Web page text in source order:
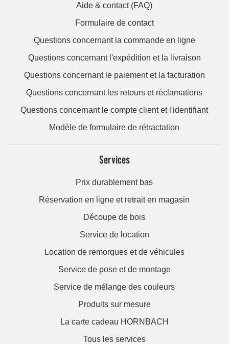
Aide & contact (FAQ)
Formulaire de contact
Questions concernant la commande en ligne
Questions concernant l'expédition et la livraison
Questions concernant le paiement et la facturation
Questions concernant les retours et réclamations
Questions concernant le compte client et l'identifiant
Modèle de formulaire de rétractation
Services
Prix durablement bas
Réservation en ligne et retrait en magasin
Découpe de bois
Service de location
Location de remorques et de véhicules
Service de pose et de montage
Service de mélange des couleurs
Produits sur mesure
La carte cadeau HORNBACH
Tous les services